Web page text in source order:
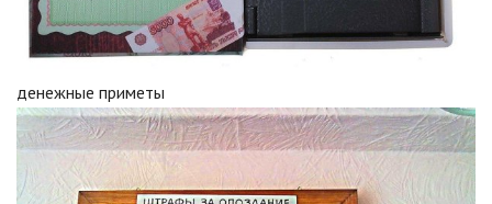
денежные приметы